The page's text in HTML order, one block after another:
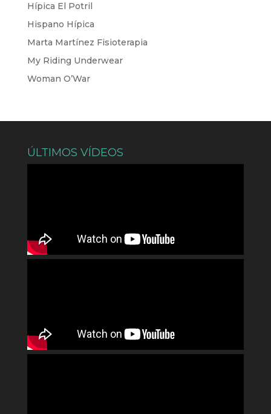
Hípica El Potril
Hispano Hípica
Marta Martínez Fisioterapia
My Riding Underwear
Woman O’War
ÚLTIMOS VÍDEOS